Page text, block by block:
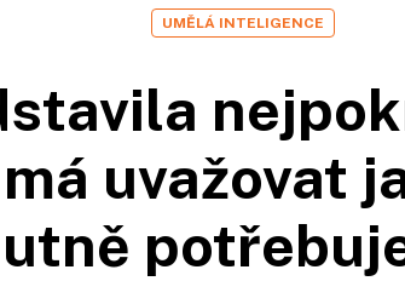
UMĚLÁ INTELIGENCE
uvažovat